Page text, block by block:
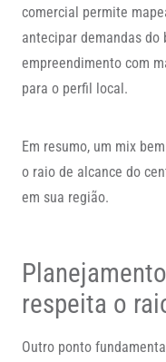
comercial permite
antecipar demandas
empreendimento com
para o perfil local.
Em resumo, um mix
o raio de alcance do
em sua região.
respeita o
Outro ponto